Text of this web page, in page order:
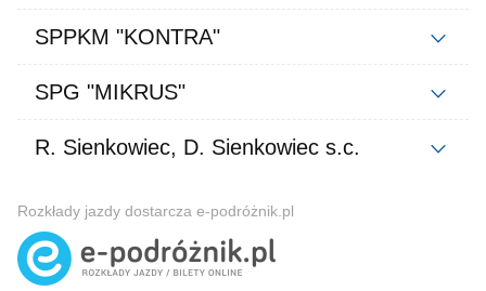
SPPKM "KONTRA"
SPG "MIKRUS"
R. Sienkowiec, D. Sienkowiec s.c.
Rozkłady jazdy dostarcza e-podróżnik.pl